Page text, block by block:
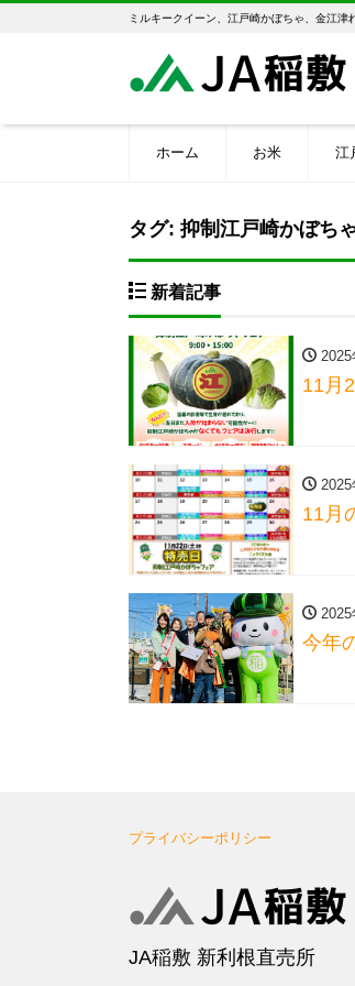
ミルキークイーン、江戸崎かぼちゃ、金江津
ホーム お米 江
タグ: 抑制江戸崎かぼち
新着記事
2025
11月
2025
11月
2025
今年
プライバシーポリシー
JA稲敷 新利根直売所